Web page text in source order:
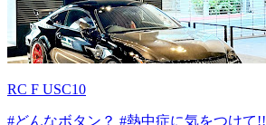
RC F USC10
#どんなボタン？ #熱中症に気をつけて!!